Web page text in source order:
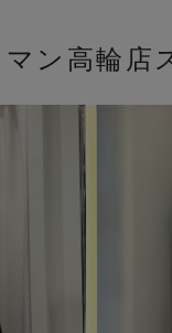
ン高輪店